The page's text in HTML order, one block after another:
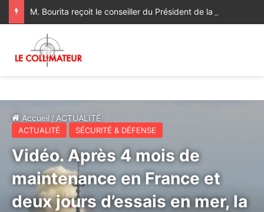
Accueil / ACTUALITÉ
ACTUALITÉ SÉCURITÉ & DÉFENSE
Vidéo. Après 4 mois de
maintenance en France et
deux jours d’essais en mer, la